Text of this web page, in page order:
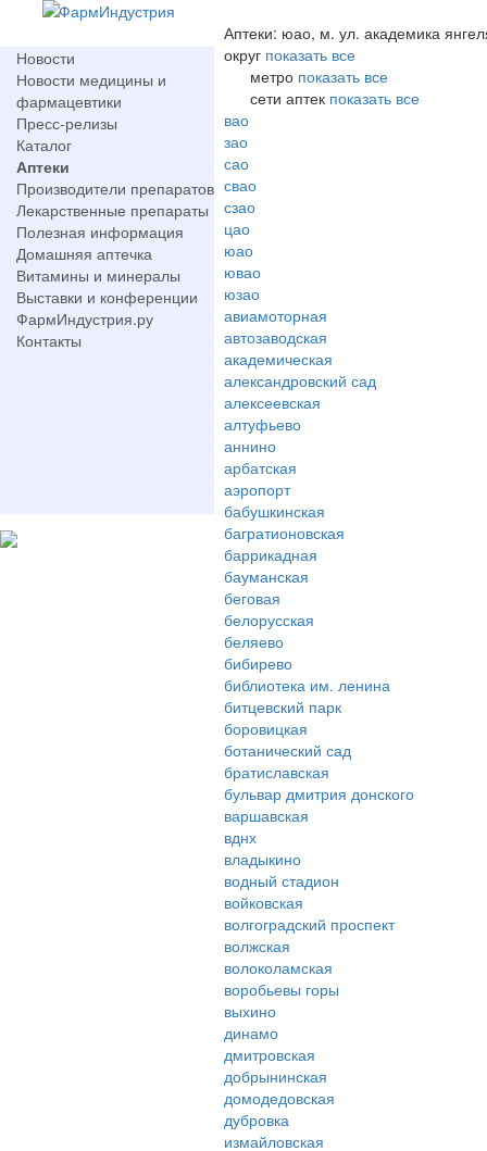
Новости
Новости медицины и
фармацевтики
Пресс-релизы
Каталог
Аптеки
Производители препаратов
Лекарственные препараты
Полезная информация
Домашняя аптечка
Витамины и минералы
Выставки и конференции
ФармИндустрия.ру
Контакты
Аптеки: юао, м. ул. академика
округ показать все
метро показать все
сети аптек показать все
вао
зао
сао
свао
сзао
цао
юао
ювао
юзао
авиамоторная
автозаводская
академическая
александровский сад
алексеевская
алтуфьево
аннино
арбатская
аэропорт
бабушкинская
багратионовская
баррикадная
бауманская
беговая
белорусская
беляево
бибирево
библиотека им. ленина
битцевский парк
боровицкая
ботанический сад
братиславская
бульвар дмитрия донского
варшавская
вднх
владыкино
водный стадион
войковская
волгоградский проспект
волжская
волоколамская
воробьевы горы
выхино
динамо
дмитровская
добрынинская
домодедовская
дубровка
измайловская